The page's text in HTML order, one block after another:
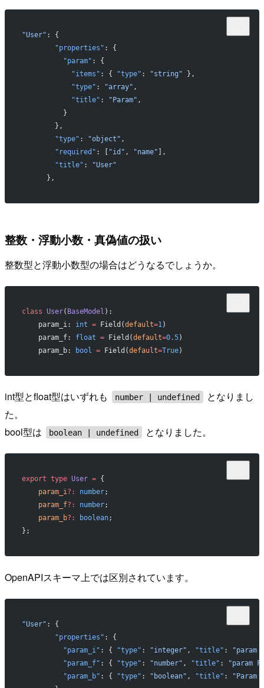
"User" : {
        "properties"
: {
          "param"
: {
            "items"
: { "type" : "string" },
            "type"
: "array" ,
            "title"
: "Param" ,
          }
        },
        "type"
: "object" ,
        "required"
: [ "id" , "name" ],
        "title"
:
"User"
      },
整数・浮動小数・真偽値の扱い
整数型と浮動小数型の場合はどうなるでしょうか。
class User( BaseModel ):
    param_i:
int = Field(default=1 )
    param_f:
float = Field(default=0.5)
    param_b:
bool = Field(default=True)
int型とfloat型はいずれも number | undefined
となりまし
た。
bool型は
boolean | undefined となりました。
export type User = {
    param_i
?: number;
    param_f
?: number;
    param_b
?: boolean;
};
OpenAPIスキーマ上では区別されています。
"User" : {
        "properties"
: {
          "param_i"
: { "type" : "integer" , "title" :
"param
          "param_f"
: { "type" : "number" , "title" :
"param
          "param_b"
: { "type" : "boolean" , "title" :
"Param